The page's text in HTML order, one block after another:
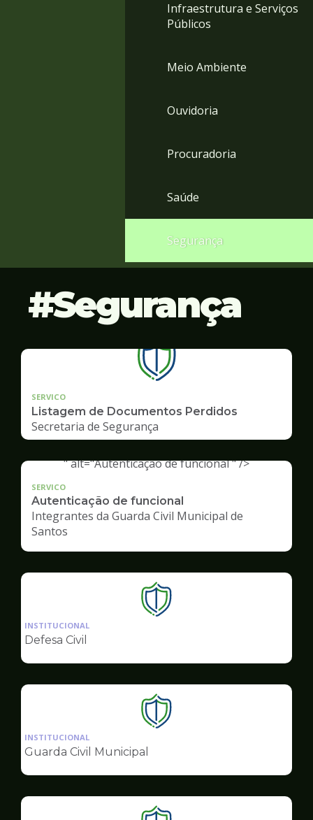
Infraestrutura e Serviços
Públicos
Meio Ambiente
Ouvidoria
Procuradoria
Saúde
Segurança
Segurança
SERVICO
Listagem de Documentos Perdidos
Secretaria de Segurança
" alt="Autenticação de funcional " />
SERVICO
Autenticação de funcional
Integrantes da Guarda Civil Municipal de
Santos
Ilustração
da
Segurança
INSTITUCIONAL
Defesa Civil
Ilustração
da
Segurança
INSTITUCIONAL
Guarda Civil Municipal